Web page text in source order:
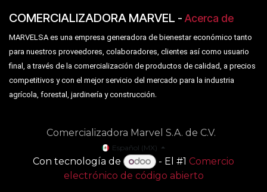
COMERCIALIZADORA MARVEL - Acerca de
MARVELSA es una empresa generadora de bienestar económico tanto
para nuestros proveedores, colaboradores, clientes así como usuario
final, a través de la comercialización de productos de calidad, a precios
competitivos y con el mejor servicio del mercado para la industria
agrícola, forestal, jardinería y construcción.
Comercializadora Marvel S.A. de C.V.
Español (MX)
Con tecnología de - El #1 Comercio
electrónico de código abierto